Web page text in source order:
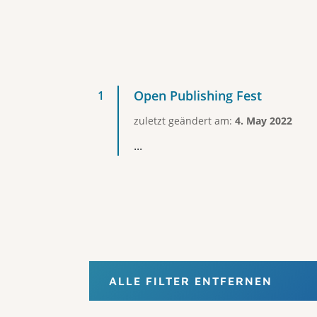
Open Publishing Fest
zuletzt geändert am: 4. May 2022
...
ALLE FILTER ENTFERNEN